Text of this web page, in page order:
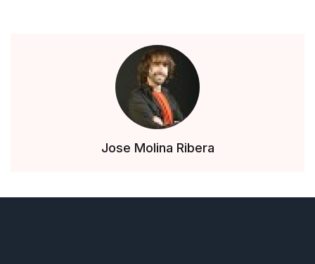
Jose Molina Ribera